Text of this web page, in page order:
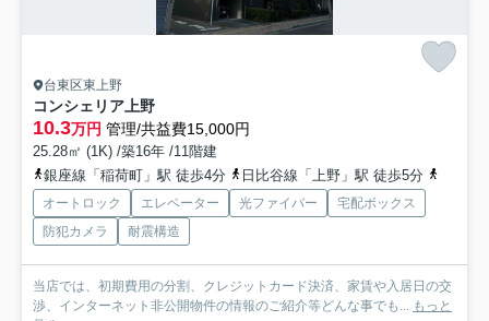
台東区東上野
コンシェリア上野
10.3万円 管理/共益費15,000円
25.28㎡ (1K) /築16年 /11階建
銀座線「稲荷町」駅 徒歩4分
日比谷線「上野」駅 徒歩5分
オートロック エレベーター 光ファイバー
宅配ボックス
防犯カメラ
耐震構造
当店では、初期費用の分割、クレジットカード決済、家賃や入居日の交
渉、インターネット非公開物件の情報のご紹介等どんな事でも... もっと